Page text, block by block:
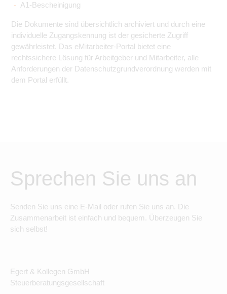
A1-Bescheinigung
Die Dokumente sind übersichtlich archiviert und durch eine
individuelle Zugangskennung ist der gesicherte Zugriff
gewährleistet. Das eMitarbeiter-Portal bietet eine
rechtssichere Lösung für Arbeitgeber und Mitarbeiter, alle
Anforderungen der Datenschutzgrundverordnung werden mit
dem Portal erfüllt.
Sprechen Sie uns an
Senden Sie uns eine E-Mail oder rufen Sie uns an. Die
Zusammenarbeit ist einfach und bequem. Überzeugen Sie
sich selbst!
Egert & Kollegen GmbH
Steuerberatungsgesellschaft